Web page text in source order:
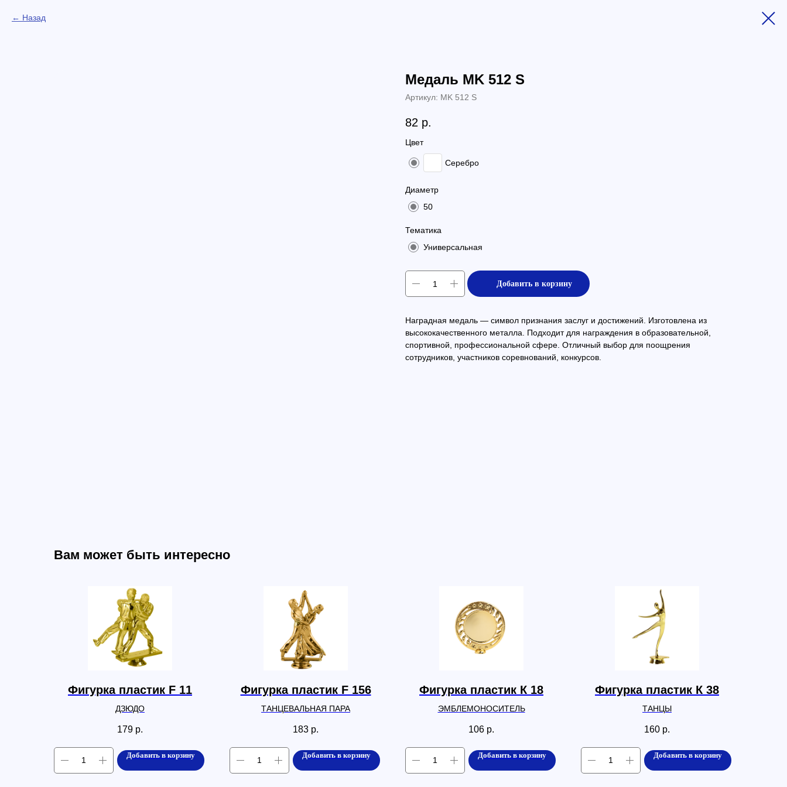
Назад
Медаль МK 512 S
Артикул: МK 512 S
82 р.
Цвет
Серебро
Диаметр
50
Тематика
Универсальная
Добавить в корзину
Наградная медаль — символ признания заслуг и достижений. Изготовлена из
высококачественного металла. Подходит для награждения в образовательной,
спортивной, профессиональной сфере. Отличный выбор для поощрения
сотрудников, участников соревнований, конкурсов.
Вам может быть интересно
Фигурка пластик F 11
ДЗЮДО
179 р.
Добавить в корзину
Фигурка пластик F 156
ТАНЦЕВАЛЬНАЯ ПАРА
183 р.
Добавить в корзину
Фигурка пластик К 18
ЭМБЛЕМОНОСИТЕЛЬ
106 р.
Добавить в корзину
Фигурка пластик К 38
ТАНЦЫ
160 р.
Добавить в корзину